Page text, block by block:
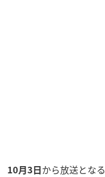
10月3日 から放送となる